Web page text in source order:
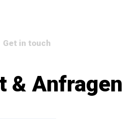
Get in touch
& Anfragen